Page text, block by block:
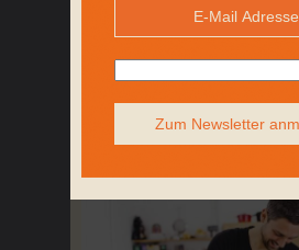
Zum Newsletter